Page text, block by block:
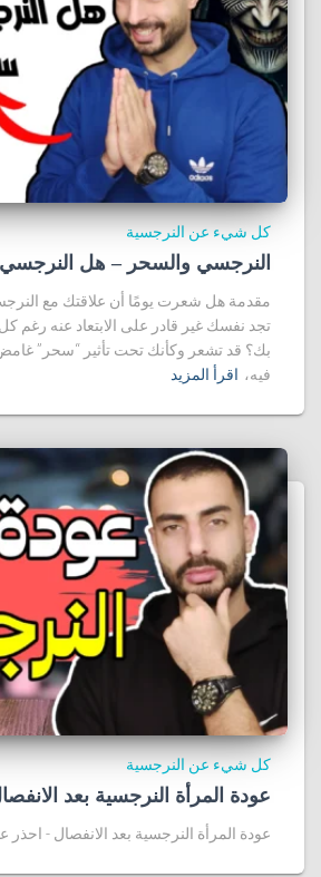
كل شيء عن النرجسية
النرجسي والسحر – هل
مقدمة هل شعرت يومًا أن علاقتك مع
تجد نفسك غير قادر على الابتعاد عنه رغم
بك؟ قد تشعر وكأنك تحت تأثير “سحر” غامض
فيه، اقرأ المزيد
كل شيء عن النرجسية
عودة المرأة النرجسية بعد
عودة المرأة النرجسية بعد الانفصال - احذر